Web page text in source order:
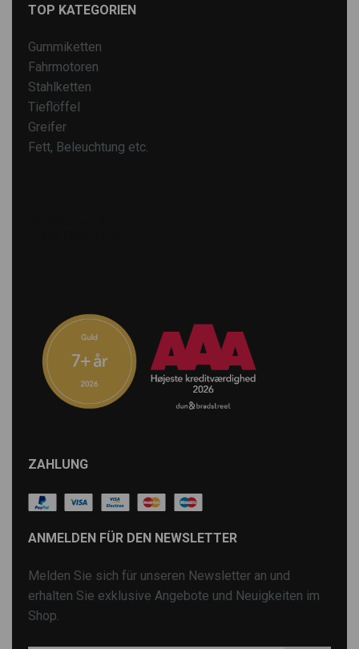
TOP KATEGORIEN
Gummiketten
Fahrmotoren
Stahlketten
Tieflöffel
Greifer
Fett, Beleuchtung etc.
ZAHLUNG
ANMELDEN FÜR DEN NEWSLETTER
Melden Sie sich für unseren Newsletter an und
erhalten Sie exklusive Angebote und Neuigkeiten im
Shop.